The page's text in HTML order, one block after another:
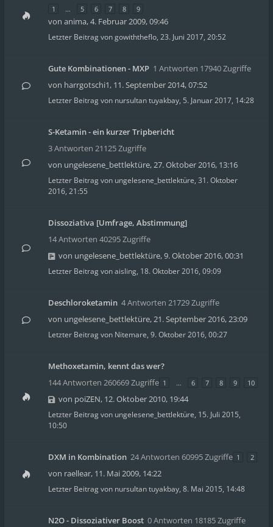
1 … 5 6 7 8 9
von anima,4. Februar 2009, 09:46
Letzter Beitrag vongowiththeflo, 23. Juni 2017, 20:52
Gute Kombinationen - MXP 1 Antworten 17940 Zugriffe
von harrgotschi1, 11. September 2014, 07:52
Letzter Beitrag von nursultan tuyakbay, 5. Januar 2017, 14:28
S-Ketamin - ein kurzer Tripbericht
3 Antworten 21125 Zugriffe
von ungelesene_bettlektüre,27. Oktober 2016, 13:16
Letzter Beitrag von ungelesene_bettlektüre, 31. Oktober
2016, 21:55
Dissoziativa [Umfrage, Abstimmung]
14 Antworten 40295 Zugriffe
von ungelesene_bettlektüre,9. Oktober 2016, 00:31
Letzter Beitrag vonaisling, 18. Oktober 2016, 09:09
Deschloroketamin 4 Antworten 21729 Zugriffe
von ungelesene_bettlektüre,21. September 2016, 23:09
Letzter Beitrag von Nitemare, 9. Oktober 2016, 00:27
Methoxetamin, kennt das wer?
144 Antworten 260669 Zugriffe 1 … 6 7 8 9 10
von poiZEN, 12. Oktober 2010, 19:44
Letzter Beitrag von ungelesene_bettlektüre, 15. Juli 2015,
10:50
DXM in Kombination 24 Antworten 60995 Zugriffe 1 2
von raellear, 11. Mai 2009, 14:22
Letzter Beitrag von nursultan tuyakbay, 8. Mai 2015, 14:48
N2O - Dissoziativer Boost 0 Antworten 18185 Zugriffe